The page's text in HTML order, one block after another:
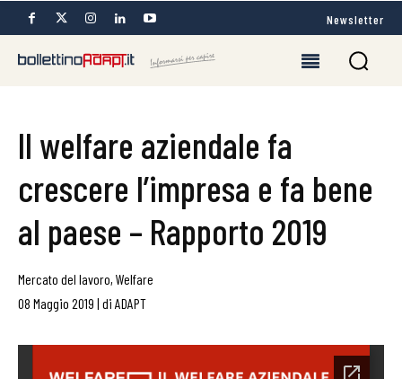
Newsletter
Il welfare aziendale fa
crescere l’impresa e fa bene
al paese – Rapporto 2019
Mercato del lavoro, Welfare
08 Maggio 2019 | di ADAPT